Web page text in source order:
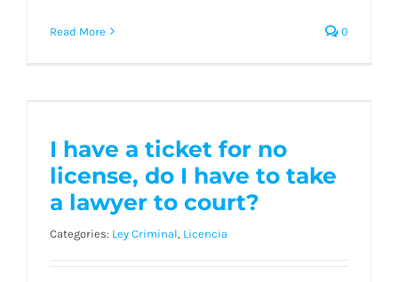
Read More 0
a lawyer to court?
I have a ticket for no
license, do I have to take
a lawyer to court?
Categories: Ley Criminal, Licencia